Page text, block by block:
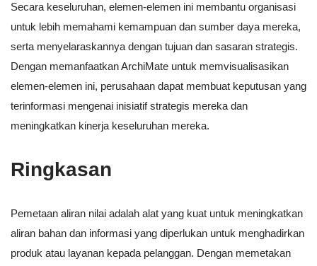
Secara keseluruhan, elemen-elemen ini membantu organisasi
untuk lebih memahami kemampuan dan sumber daya mereka,
serta menyelaraskannya dengan tujuan dan sasaran strategis.
Dengan memanfaatkan ArchiMate untuk memvisualisasikan
elemen-elemen ini, perusahaan dapat membuat keputusan yang
terinformasi mengenai inisiatif strategis mereka dan
meningkatkan kinerja keseluruhan mereka.
Ringkasan
Pemetaan aliran nilai adalah alat yang kuat untuk meningkatkan
aliran bahan dan informasi yang diperlukan untuk menghadirkan
produk atau layanan kepada pelanggan. Dengan memetakan